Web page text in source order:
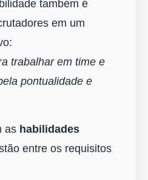
também é
em um
trabalhar em time e
pontualidade e
as habilidades
entre os requisitos